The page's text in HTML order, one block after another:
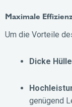
Maximale
Um die Vorteile
Dicke
genügend